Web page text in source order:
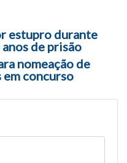
posts
estupro durante
de prisão
nomeação de
concurso